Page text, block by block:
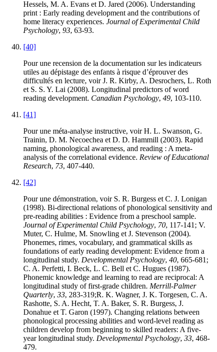
Hessels, M. A. Evans et D. Jared (2006). Understanding
print : Early reading development and the contributions of
home literacy experiences. Journal of Experimental Child
Psychology, 93, 63-93.
[40]
Pour une recension de la documentation sur les indicateurs
utiles au dépistage des enfants à risque d’éprouver des
difficultés en lecture, voir J. R. Kirby, A. Desrochers, L. Roth
et S. S. Y. Lai (2008). Longitudinal predictors of word
reading development. Canadian Psychology, 49, 103-110.
[41]
Pour une méta-analyse instructive, voir H. L. Swanson, G.
Trainin, D. M. Necoechea et D. D. Hammill (2003). Rapid
naming, phonological awareness, and reading : A meta-
analysis of the correlational evidence. Review of Educational
Research, 73, 407-440.
[42]
Pour une démonstration, voir S. R. Burgess et C. J. Lonigan
(1998). Bi-directional relations of phonological sensitivity and
pre-reading abilities : Evidence from a preschool sample.
Journal of Experimental Child Psychology, 70, 117-141; V.
Muter, C. Hulme, M. Snowling et J. Stevenson (2004).
Phonemes, rimes, vocabulary, and grammatical skills as
foundations of early reading development: Evidence from a
longitudinal study. Developmental Psychology, 40, 665-681;
C. A. Perfetti, I. Beck, L. C. Bell et C. Hugues (1987).
Phonemic knowledge and learning to read are reciprocal: A
longitudinal study of first-grade children. Merrill-Palmer
Quarterly, 33, 283-319;R. K. Wagner, J. K. Torgesen, C. A.
Rashotte, S. A. Hecht, T. A. Baker, S. R. Burgess, J.
Donahue et T. Garon (1997). Changing relations between
phonological processing abilities and word-level reading as
children develop from beginning to skilled readers: A five-
year longitudinal study. Developmental Psychology, 33, 468-
479.